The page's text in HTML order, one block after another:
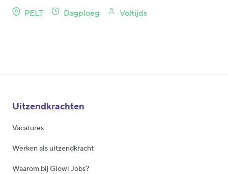
PELT Dagploeg Voltijds
Uitzendkrachten
Vacatures
Werken als uitzendkracht
Waarom bij Glowi Jobs?